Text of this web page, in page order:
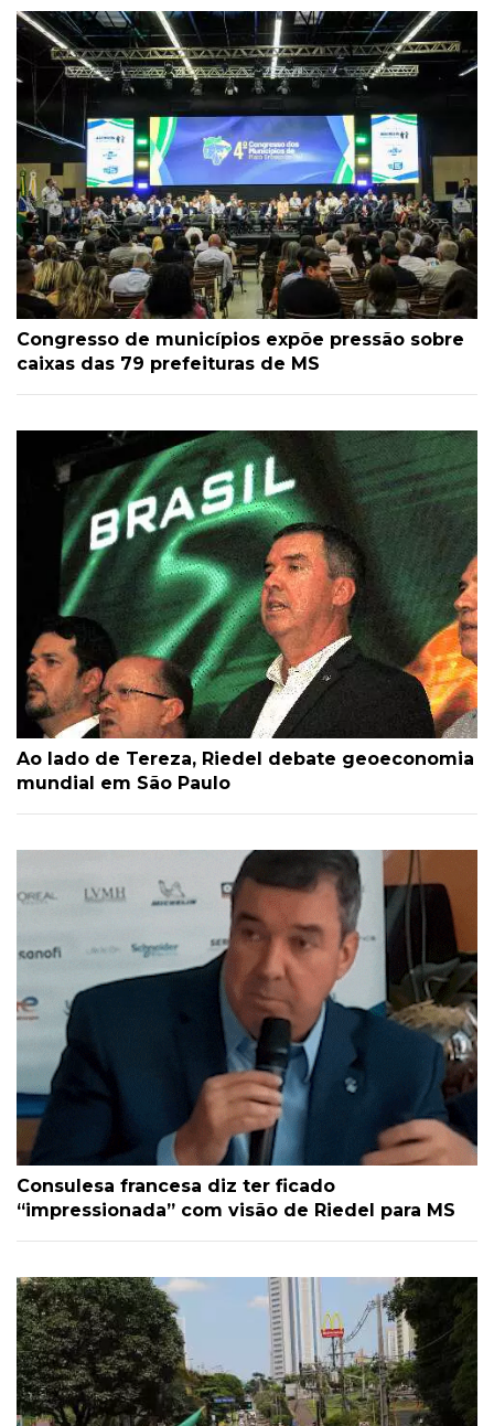
Congresso de municípios expõe pressão sobre
caixas das 79 prefeituras de MS
Ao lado de Tereza, Riedel debate geoeconomia
mundial em São Paulo
Consulesa francesa diz ter ficado
“impressionada” com visão de Riedel para MS